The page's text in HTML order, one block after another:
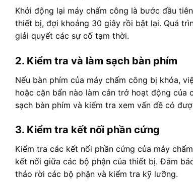
Khởi động lại máy chấm công là bước đầu
thiết bị, đợi khoảng 30 giây rồi bật lại. Quá
giải quyết các sự cố tạm thời.
2. Kiểm tra và làm sạch bàn phím
Nếu bàn phím của máy chấm công bị khóa,
hoặc cặn bẩn nào làm cản trở hoạt động của
sạch bàn phím và kiểm tra xem vấn đề có
3. Kiểm tra kết nối phần cứng
Kiểm tra các kết nối phần cứng của máy
kết nối giữa các bộ phận của thiết bị. Đảm
tháo rời các bộ phận và kiểm tra kỹ lưỡng.